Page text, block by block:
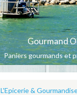
Gourmand
Paniers gourmands et
L'Epicerie &